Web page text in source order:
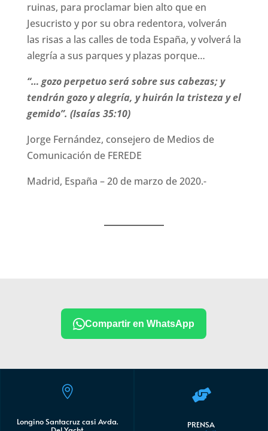
ruinas, para proclamar bien alto que en
Jesucristo y por su obra redentora, volverán
las risas a las calles de toda España, y volverá la
alegría a sus parques y plazas porque…
“… gozo perpetuo será sobre sus cabezas; y
tendrán gozo y alegría, y huirán la tristeza y el
gemido”. (Isaías 35:10)
Jorge Fernández, consejero de Medios de
Comunicación de FEREDE
Madrid, España – 20 de marzo de 2020.-
Compartir en WhatsApp

Longino Santacruz casi Avda.

PRENSA